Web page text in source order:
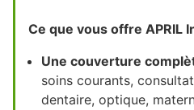
Ce que vous offre APRIL
Une couverture
soins courants,
dentaire, optique,